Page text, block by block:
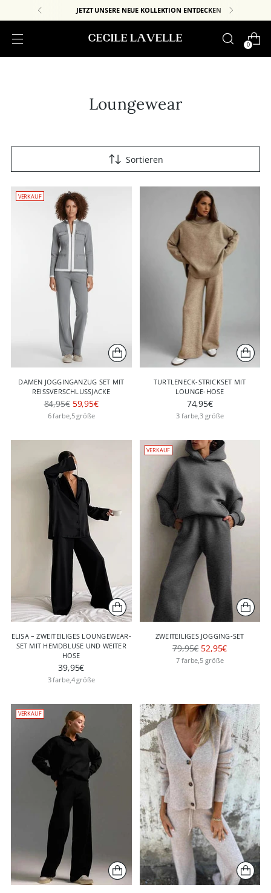
JETZT UNSERE NEUE KOLLEKTION ENTDECKEN
0
Loungewear
Sortieren
VERKAUF
DAMEN JOGGINGANZUG SET MIT
REISSVERSCHLUSSJACKE
Regulärer
Preis
84,95€ 59,95€
6 farbe,5 größe
TURTLENECK-STRICKSET MIT
LOUNGE-HOSE
74,95€
3 farbe,3 größe
ELISA – ZWEITEILIGES LOUNGEWEAR-
SET MIT HEMDBLUSE UND WEITER
HOSE
39,95€
3 farbe,4 größe
VERKAUF
ZWEITEILIGES JOGGING-SET
Regulärer
Preis
79,95€ 52,95€
7 farbe,5 größe
VERKAUF